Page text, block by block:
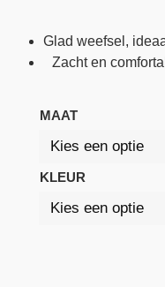
Glad weefsel,
Zacht en
MAAT
KLEUR